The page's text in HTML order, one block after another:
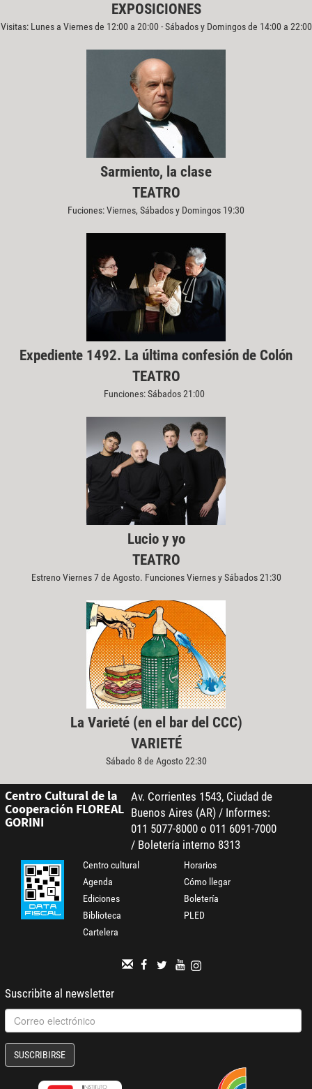
EXPOSICIONES
Visitas: Lunes a Viernes de 12:00 a 20:00 - Sábados y Domingos de 14:00 a 22:00
Sarmiento, la clase
TEATRO
Fuciones: Viernes, Sábados y Domingos 19:30
Expediente 1492. La última confesión de Colón
TEATRO
Funciones: Sábados 21:00
Lucio y yo
TEATRO
Estreno Viernes 7 de Agosto. Funciones Viernes y Sábados 21:30
La Varieté (en el bar del CCC)
VARIETÉ
Sábado 8 de Agosto 22:30
Centro Cultural de la
Cooperación FLOREAL
GORINI
Av. Corrientes 1543, Ciudad de
Buenos Aires (AR) / Informes:
011 5077-8000 o 011 6091-7000
/ Boletería interno 8313
Centro cultural
Agenda
Ediciones
Biblioteca
Cartelera
Horarios
Cómo llegar
Boletería
PLED
Suscribite al newsletter
SUSCRIBIRSE